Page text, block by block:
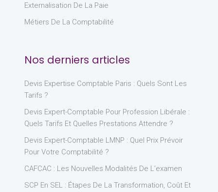
Externalisation De La Paie
Métiers De La Comptabilité
Nos derniers articles
Devis Expertise Comptable Paris : Quels Sont Les
Tarifs ?
Devis Expert-Comptable Pour Profession Libérale :
Quels Tarifs Et Quelles Prestations Attendre ?
Devis Expert-Comptable LMNP : Quel Prix Prévoir
Pour Votre Comptabilité ?
CAFCAC : Les Nouvelles Modalités De L’examen
SCP En SEL : Étapes De La Transformation, Coût Et